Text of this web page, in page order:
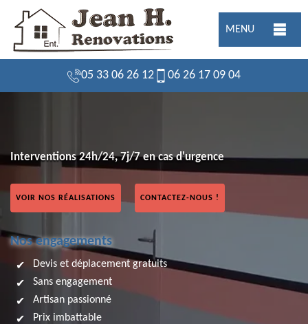
MENU
05 33 06 26 12 06 26 17 09 04
Interventions 24h/24, 7j/7 en cas d'urgence
VOIR NOS RÉALISATIONS CONTACTEZ-NOUS !
Nos engagements
Devis et déplacement gratuits
Sans engagement
Artisan passionné
Prix imbattable